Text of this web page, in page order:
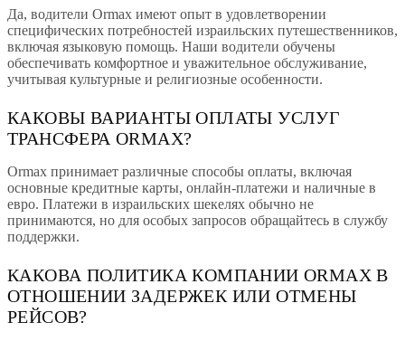
Да, водители Ormax имеют опыт в удовлетворении
специфических потребностей израильских путешественников,
включая языковую помощь. Наши водители обучены
обеспечивать комфортное и уважительное обслуживание,
учитывая культурные и религиозные особенности.
КАКОВЫ ВАРИАНТЫ ОПЛАТЫ УСЛУГ
ТРАНСФЕРА ORMAX?
Ormax принимает различные способы оплаты, включая
основные кредитные карты, онлайн-платежи и наличные в
евро. Платежи в израильских шекелях обычно не
принимаются, но для особых запросов обращайтесь в службу
поддержки.
КАКОВА ПОЛИТИКА КОМПАНИИ ORMAX В
ОТНОШЕНИИ ЗАДЕРЖЕК ИЛИ ОТМЕНЫ
РЕЙСОВ?